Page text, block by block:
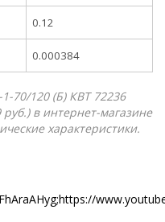
0.12
0.000384
70/120 (Б) КВТ 72236
в интернет-магазине
характеристики.